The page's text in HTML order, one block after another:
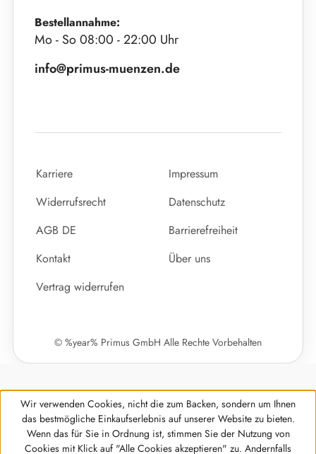
Bestellannahme:
Mo - So 08:00 - 22:00 Uhr
info@primus-muenzen.de
Karriere
Impressum
Widerrufsrecht
Datenschutz
AGB DE
Barrierefreiheit
Kontakt
Über uns
Vertrag widerrufen
© %year% Primus GmbH Alle Rechte Vorbehalten
Wir verwenden Cookies, nicht die zum Backen, sondern um Ihnen
das bestmögliche Einkaufserlebnis auf unserer Website zu bieten.
Wenn das für Sie in Ordnung ist, stimmen Sie der Nutzung von
Cookies mit Klick auf "Alle Cookies akzeptieren" zu. Andernfalls